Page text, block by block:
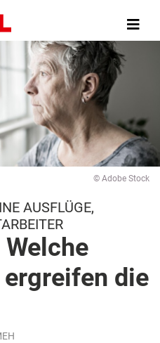
zum
Inhalt
© Adobe Stock
AUSFLÜGE,
die